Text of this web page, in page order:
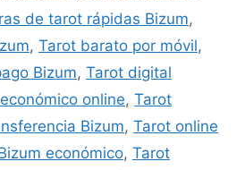
de tarot rápidas Bizum,
, Tarot barato por móvil,
Bizum, Tarot digital
online, Tarot
Bizum, Tarot online
económico, Tarot